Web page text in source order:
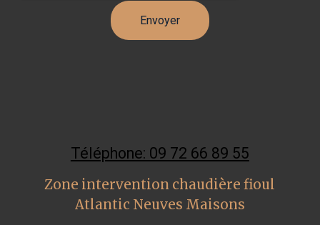
Téléphone: 09 72 66 89 55
Zone intervention chaudière fioul
Atlantic Neuves Maisons